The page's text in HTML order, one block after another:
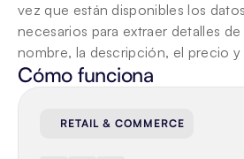
vez que están disponibles los
necesarios para extraer detalles
nombre, la descripción, el precio
Cómo funciona
RETAIL & COMMERCE